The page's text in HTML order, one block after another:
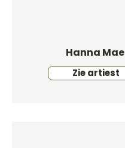
Hanna Mae
Zie artiest